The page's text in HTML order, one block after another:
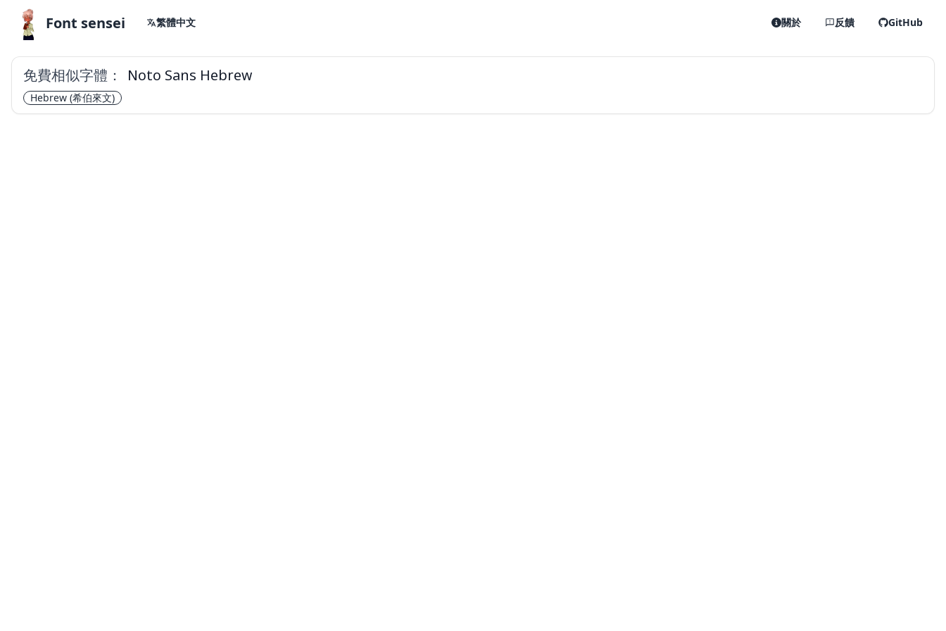
Font sensei 繁體中文 關於 反饋 GitHub
免費相似字體： Noto Sans Hebrew
Hebrew (希伯來文)